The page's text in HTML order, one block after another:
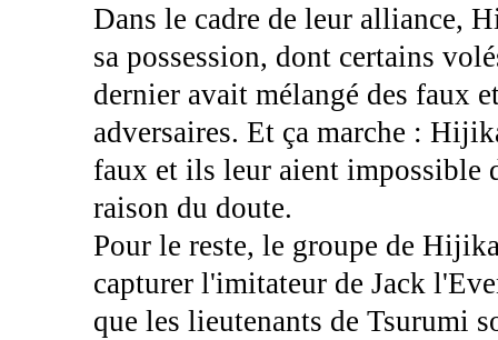
Dans le cadre de leur alliance,
sa possession, dont certains
dernier avait mélangé des faux
adversaires. Et ça marche :
faux et ils leur aient impossible
raison du doute.
Pour le reste, le groupe de
capturer l'imitateur de Jack
que les lieutenants de Tsurumi